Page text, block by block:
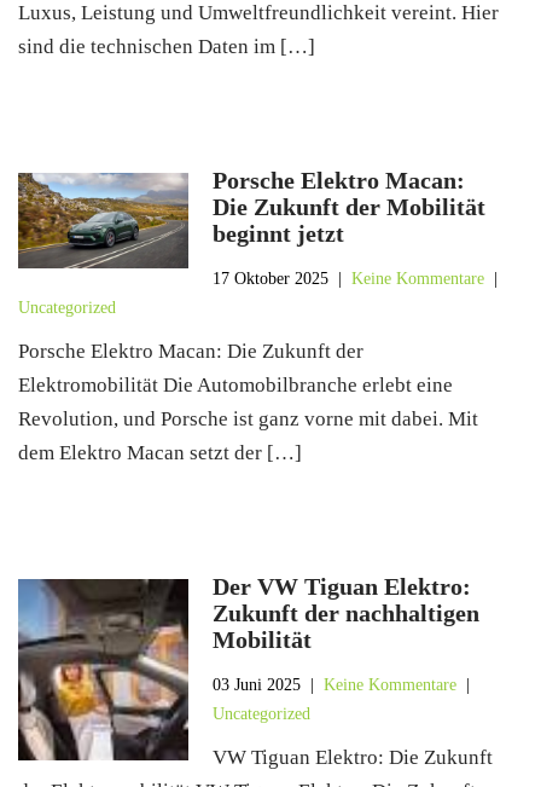
Luxus, Leistung und Umweltfreundlichkeit vereint. Hier
sind die technischen Daten im […]
Porsche Elektro Macan:
Die Zukunft der Mobilität
beginnt jetzt
17 Oktober 2025 |Keine Kommentare
Uncategorized
Porsche Elektro Macan: Die Zukunft der
Elektromobilität Die Automobilbranche erlebt eine
Revolution, und Porsche ist ganz vorne mit dabei. Mit
dem Elektro Macan setzt der […]
Der VW Tiguan Elektro:
Zukunft der nachhaltigen
Mobilität
03 Juni 2025 |Keine Kommentare
Uncategorized
VW Tiguan Elektro: Die Zukunft